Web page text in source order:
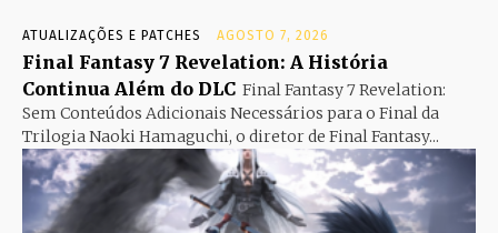
ATUALIZAÇÕES E PATCHES AGOSTO 7, 2026
Final Fantasy 7 Revelation: A História
Continua Além do DLC Final Fantasy 7 Revelation:
Sem Conteúdos Adicionais Necessários para o Final da
Trilogia Naoki Hamaguchi, o diretor de Final Fantasy...